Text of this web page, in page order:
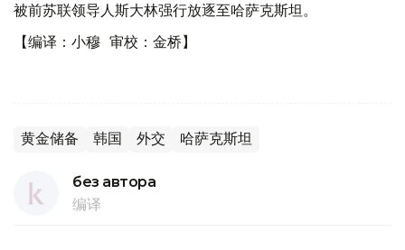
被前苏联领导人斯大林强行放逐至哈萨克斯坦。
【编译：小穆 审校：金桥】
黄金储备 韩国 外交 哈萨克斯坦
без автора
编译